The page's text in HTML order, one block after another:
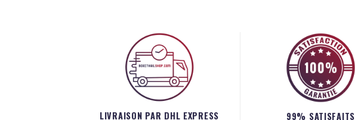
LIVRAISON PAR DHL EXPRESS 99% SATISFAITS